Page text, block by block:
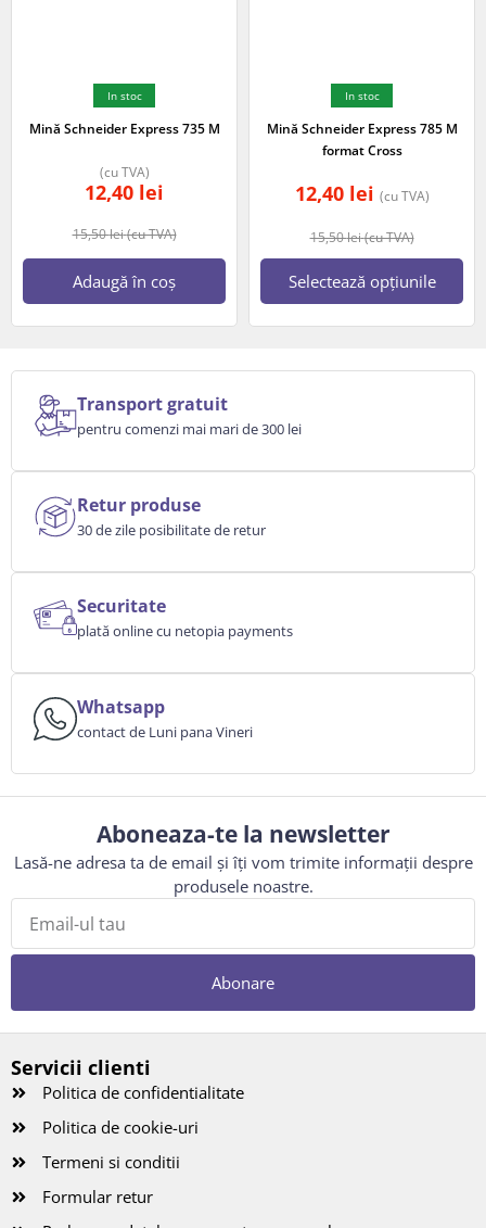
In stoc
Mină Schneider Express 735 M
15,50lei(cu TVA)
12,40 lei
(cu TVA)
Adaugă în coș
In stoc
Mină Schneider Express 785 M
format Cross
15,50lei(cu TVA)
12,40 lei (cu TVA)
Selectează opțiunile
Transport gratuit
pentru comenzi mai mari de 300 lei
Retur produse
30 de zile posibilitate de retur
Securitate
plată online cu netopia payments
Whatsapp
contact de Luni pana Vineri
Aboneaza-te la newsletter
Lasă-ne adresa ta de email și îți vom trimite informații despre
produsele noastre.
Abonare
Servicii clienti
Politica de confidentialitate
Politica de cookie-uri
Termeni si conditii
Formular retur